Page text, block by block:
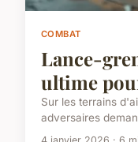
COMBAT
Lance-
ultime
Sur les terrains
adversaires